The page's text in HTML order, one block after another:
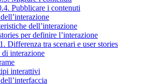
Pubblicare i contenuti
dell’interazione
per definire l’interazione
Differenza tra scenari e user stories
di interazione
interattivi